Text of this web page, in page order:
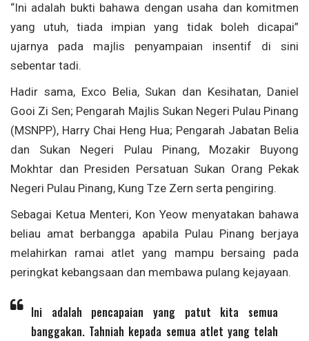
“Ini adalah bukti bahawa dengan usaha dan komitmen
yang utuh, tiada impian yang tidak boleh dicapai”
ujarnya pada majlis penyampaian insentif di sini
sebentar tadi.
Hadir sama, Exco Belia, Sukan dan Kesihatan, Daniel
Gooi Zi Sen; Pengarah Majlis Sukan Negeri Pulau Pinang
(MSNPP), Harry Chai Heng Hua; Pengarah Jabatan Belia
dan Sukan Negeri Pulau Pinang, Mozakir Buyong
Mokhtar dan Presiden Persatuan Sukan Orang Pekak
Negeri Pulau Pinang, Kung Tze Zern serta pengiring.
Sebagai Ketua Menteri, Kon Yeow menyatakan bahawa
beliau amat berbangga apabila Pulau Pinang berjaya
melahirkan ramai atlet yang mampu bersaing pada
peringkat kebangsaan dan membawa pulang kejayaan.
Ini adalah pencapaian yang patut kita semua
banggakan. Tahniah kepada semua atlet yang telah